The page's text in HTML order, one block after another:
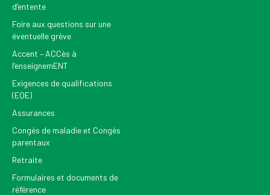
d’entente
Foire aux questions sur une
éventuelle grève
Accent – ACCès à
l’enseignemENT
Exigences de qualifications
(EQE)
Assurances
Congés de maladie et Congés
parentaux
Retraite
Formulaires et documents de
référence